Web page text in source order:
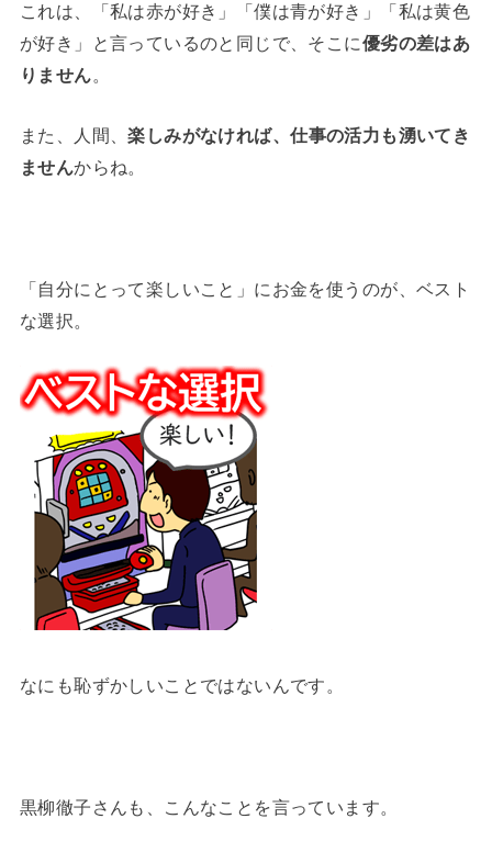
これは、「私は赤が好き」「僕は青が好き」「私は黄色
が好き」と言っているのと同じで、そこに優劣の差はあ
りません。
また、人間、楽しみがなければ、仕事の活力も湧いてき
ませんからね。
「自分にとって楽しいこと」にお金を使うのが、ベスト
な選択。
なにも恥ずかしいことではないんです。
黒柳徹子さんも、こんなことを言っています。